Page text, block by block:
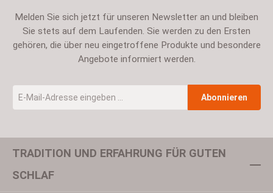
Melden Sie sich jetzt für unseren Newsletter an und bleiben
Sie stets auf dem Laufenden. Sie werden zu den Ersten
gehören, die über neu eingetroffene Produkte und besondere
Angebote informiert werden.
Abonnieren
Um weiterzugehen, geben Sie die oben abgebildeten Zeichen ein
TRADITION UND ERFAHRUNG FÜR GUTEN
SCHLAF